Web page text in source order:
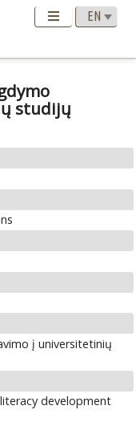
studijų
į universitetinių
development